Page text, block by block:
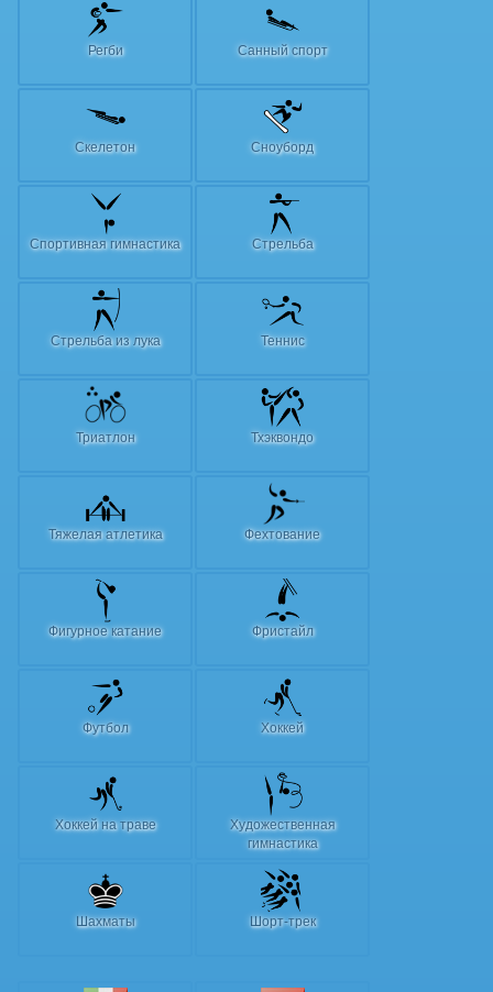
Регби Санный спорт
Скелетон Сноуборд
Спортивная гимнастика Стрельба
Стрельба из лука Теннис
Триатлон Тхэквондо
Тяжелая атлетика Фехтование
Фигурное катание Фристайл
Футбол Хоккей
Хоккей на траве
Художественная
гимнастика
Шахматы Шорт-трек